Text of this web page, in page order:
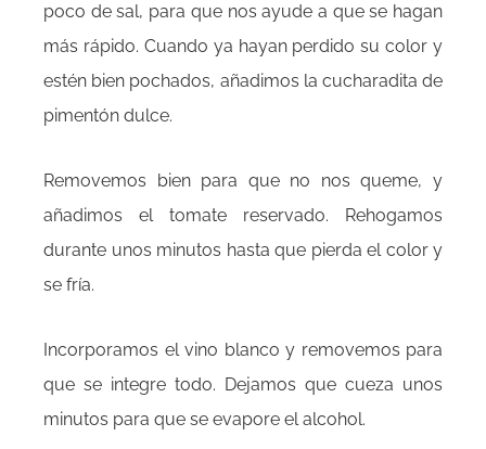
poco de sal, para que nos ayude a que se hagan
más rápido. Cuando ya hayan perdido su color y
estén bien pochados, añadimos la cucharadita de
pimentón dulce.
Removemos bien para que no nos queme, y
añadimos el tomate reservado. Rehogamos
durante unos minutos hasta que pierda el color y
se fría.
Incorporamos el vino blanco y removemos para
que se integre todo. Dejamos que cueza unos
minutos para que se evapore el alcohol.